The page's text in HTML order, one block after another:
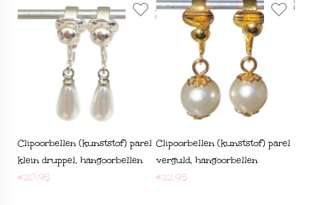
Clipoorbellen (kunststof) parel
klein druppel, hangoorbellen
€20,95
Clipoorbellen (kunststof) parel
verguld, hangoorbellen
€22,95